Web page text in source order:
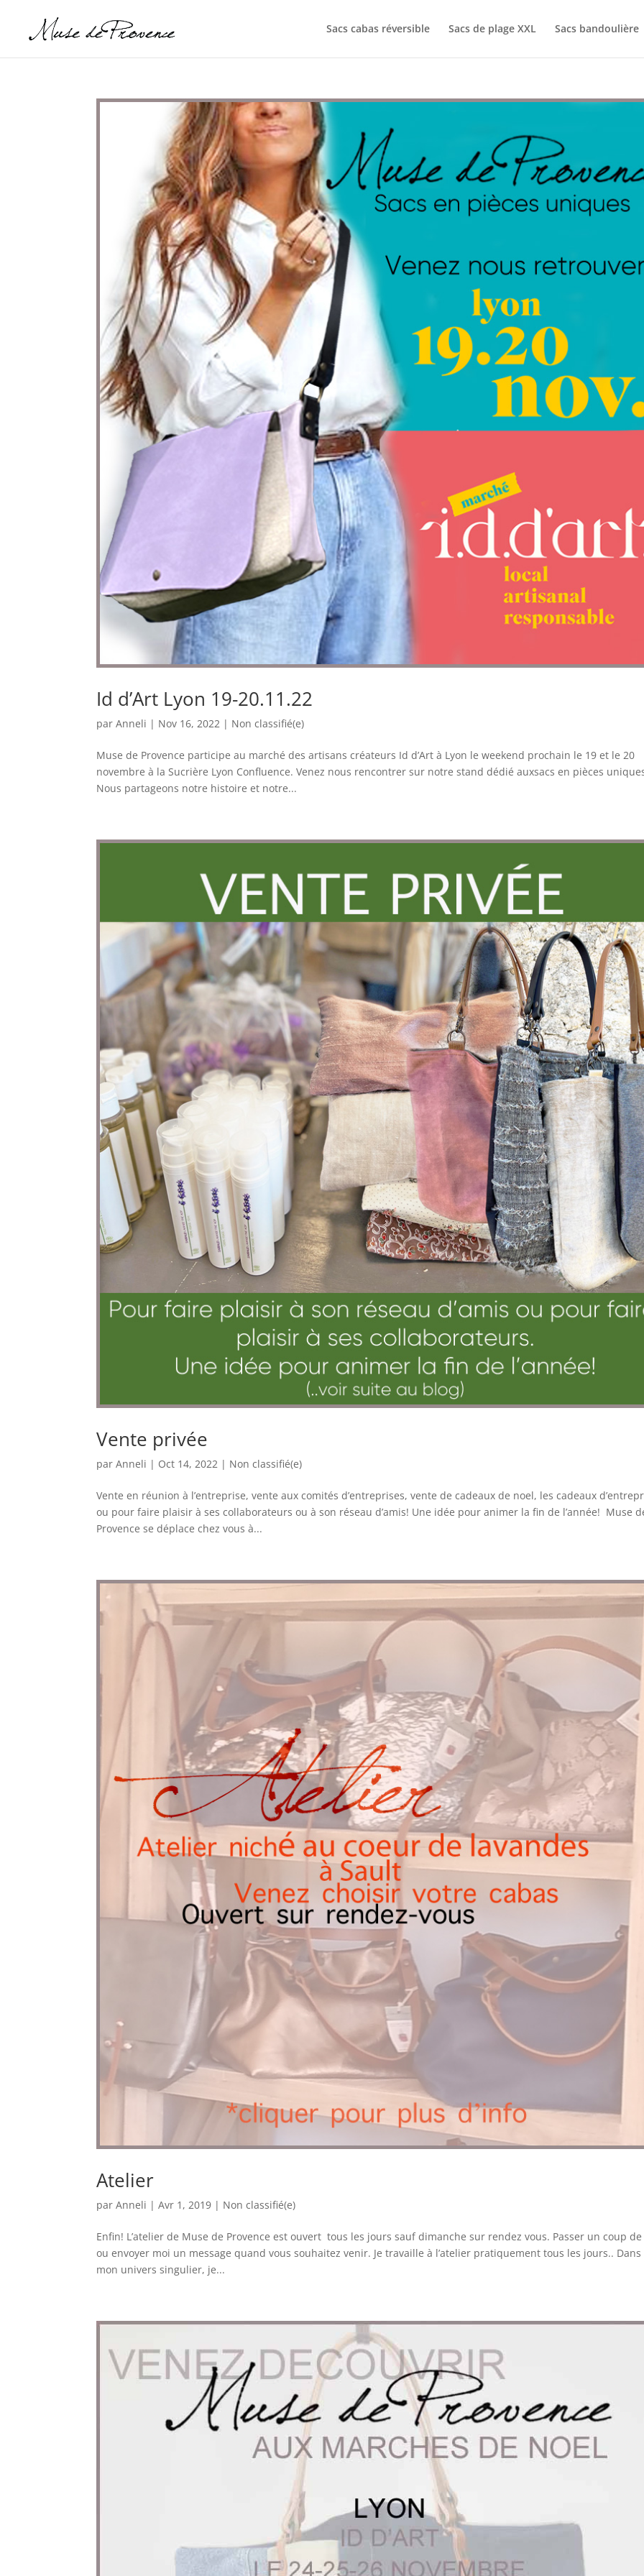
Sacs cabas réversible Sacs de plage XXL Sacs bandoulière
Id d’Art Lyon 19-20.11.22
parAnneli | Nov 16, 2022 | Non classifié(e)
Muse de Provence participe au marché des artisans créateurs Id d’Art à Lyon le weekend prochain le 19 et le 20
novembre à la Sucrière Lyon Confluence. Venez nous rencontrer sur notre stand dédié auxsacs en pièces
Nous partageons notre histoire et notre...
Vente privée
parAnneli | Oct 14, 2022 | Non classifié(e)
Vente en réunion à l’entreprise, vente aux comités d’entreprises, vente de cadeaux de noel, les cadeaux
ou pour faire plaisir à ses collaborateurs ou à son réseau d’amis! Une idée pour animer la fin de l’année! Muse
Provence se déplace chez vous à...
Atelier
parAnneli |Avr 1, 2019 | Non classifié(e)
Enfin! L’atelier de Muse de Provence est ouvert tous les jours sauf dimanche sur rendez vous. Passer un coup
ou envoyer moi un message quand vous souhaitez venir. Je travaille à l’atelier pratiquement tous les jours.. Dans
mon univers singulier, je...